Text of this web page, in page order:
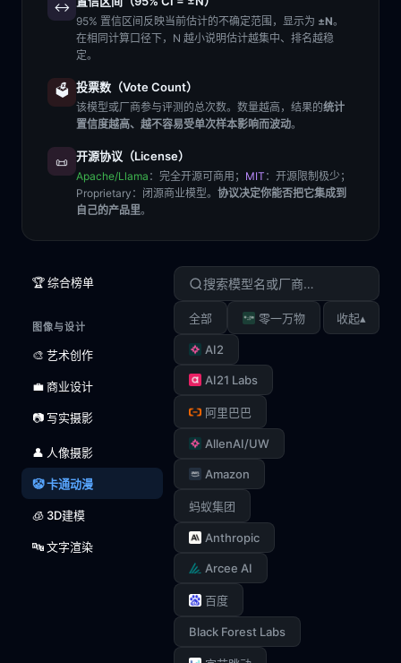
↔️
95% 置信区间反映当前估计的不确定范围，显示为 ±N。
在相同计算口径下，N 越小说明估计越集中、排名越稳
定。
🗳️ 投票数（Vote Count）
该模型或厂商参与评测的总次数。数量越高，结果的统计
置信度越高、越不容易受单次样本影响而波动。
📜 开源协议（License）
Apache/Llama ：完全开源可商用； MIT ：开源限制极少；
Proprietary ：闭源商业模型。 协议决定你能否把它集成到
自己的产品里。
🏆 综合榜单
图像与设计
🎨 艺术创作
💼 商业设计
📷 写实摄影
👤 人像摄影
🤡 卡通动漫
🧊 3D建模
🔤 文字渲染
全部 零一万物
AI2
AI21 Labs
阿里巴巴
AllenAI/UW
Amazon
蚂蚁集团
Anthropic
Arcee AI
百度
Black Forest Labs
收起▴